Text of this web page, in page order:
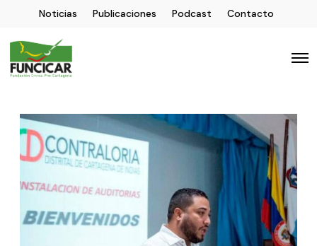
Noticias Publicaciones Podcast Contacto